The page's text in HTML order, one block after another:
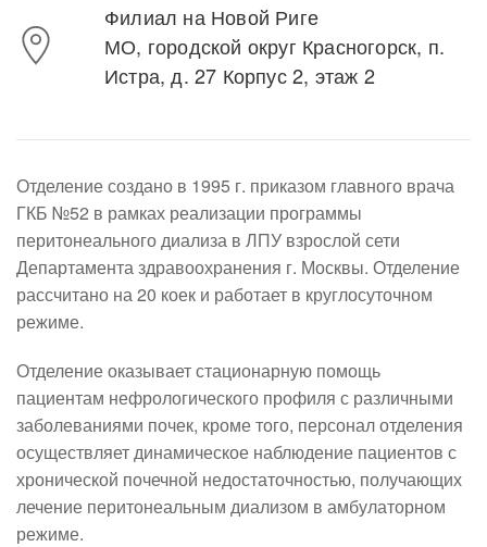
Филиал на Новой Риге
МО, городской округ Красногорск, п.
Истра, д. 27 Корпус 2, этаж 2
Отделение создано в 1995 г. приказом главного врача
ГКБ №52 в рамках реализации программы
перитонеального диализа в ЛПУ взрослой сети
Департамента здравоохранения г. Москвы. Отделение
рассчитано на 20 коек и работает в круглосуточном
режиме.
Отделение оказывает стационарную помощь
пациентам нефрологического профиля с различными
заболеваниями почек, кроме того, персонал отделения
осуществляет динамическое наблюдение пациентов с
хронической почечной недостаточностью, получающих
лечение перитонеальным диализом в амбулаторном
режиме.